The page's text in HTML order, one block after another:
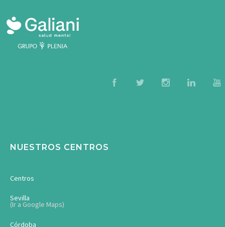
NUESTROS CENTROS
Centros
Sevilla
(Ir a Google Maps)
Córdoba